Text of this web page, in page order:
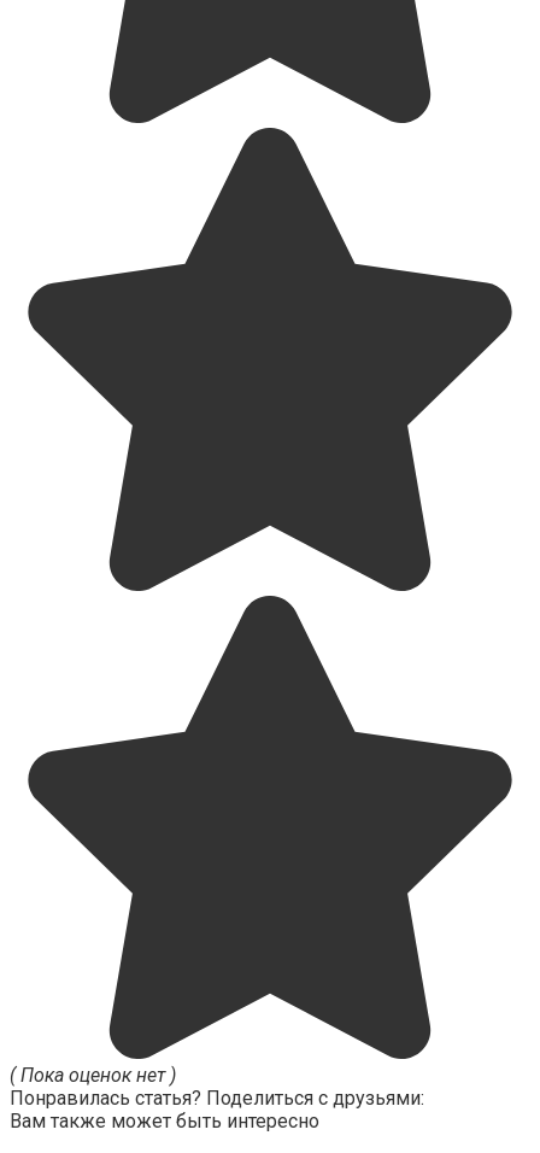
( Пока оценок нет )
Понравилась статья? Поделиться с друзьями:
Вам также может быть интересно